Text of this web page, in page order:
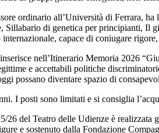
ordinario all’Università di Ferrara,
Sillabario di genetica per principianti, Il
capace di coniugare
nell’Itinerario Memoria 2026
e accettabili politiche
possano diventare spazio di
I posti sono limitati e si consiglia
26 del Teatro delle Udienze è
e sostenuto dalla Fondazione